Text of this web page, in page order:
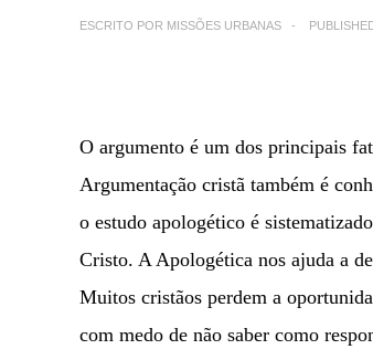
ESCRITO POR MISSÕES URBANAS
O argumento é um dos principais
Argumentação cristã também é
o estudo apologético é
Cristo. A Apologética nos ajuda a
Muitos cristãos perdem a
com medo de não saber como